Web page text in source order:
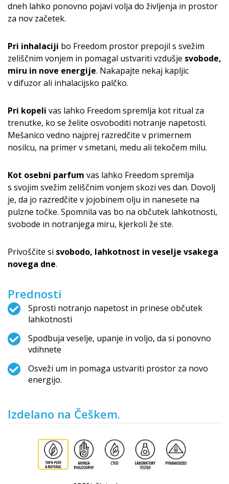
dneh lahko ponovno pojavi volja do življenja in prostor
za nov začetek.
Pri inhalaciji bo Freedom prostor prepojil s svežim
zeliščnim vonjem in pomagal ustvariti vzdušje svobode,
miru in nove energije. Nakapajte nekaj kapljic
v difuzor ali inhalacijsko palčko.
Pri kopeli vas lahko Freedom spremlja kot ritual za
trenutke, ko se želite osvoboditi notranje napetosti.
Mešanico vedno najprej razredčite v primernem
nosilcu, na primer v smetani, medu ali tekočem milu.
Kot osebni parfum vas lahko Freedom spremlja
s svojim svežim zeliščnim vonjem skozi ves dan. Dovolj
je, da jo razredčite v jojobinem olju in nanesete na
pulzne točke. Spomnila vas bo na občutek lahkotnosti,
svobode in notranjega miru, kjerkoli že ste.
Privoščite si svobodo, lahkotnost in veselje vsakega
novega dne.
Prednosti
Sprosti notranjo napetost in prinese občutek
lahkotnosti
Spodbuja veselje, upanje in voljo, da si ponovno
vdihnete
Osveži um in pomaga ustvariti prostor za novo
energijo.
Izdelano na Češkem.